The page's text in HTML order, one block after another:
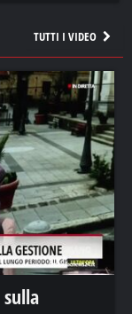
TUTTI I VIDEO